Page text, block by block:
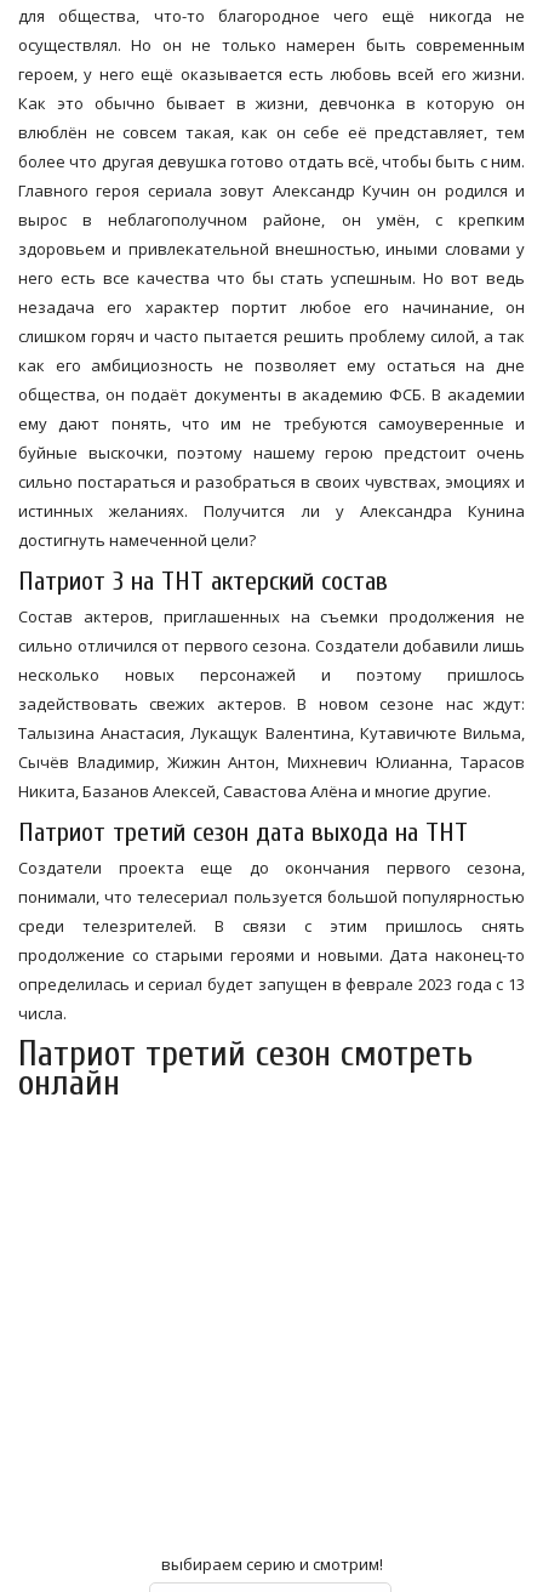
для общества, что-то благородное чего ещё никогда не
осуществлял. Но он не только намерен быть современным
героем, у него ещё оказывается есть любовь всей его жизни.
Как это обычно бывает в жизни, девчонка в которую он
влюблён не совсем такая, как он себе её представляет, тем
более что другая девушка готово отдать всё, чтобы быть с ним.
Главного героя сериала зовут Александр Кучин он родился и
вырос в неблагополучном районе, он умён, с крепким
здоровьем и привлекательной внешностью, иными словами у
него есть все качества что бы стать успешным. Но вот ведь
незадача его характер портит любое его начинание, он
слишком горяч и часто пытается решить проблему силой, а так
как его амбициозность не позволяет ему остаться на дне
общества, он подаёт документы в академию ФСБ. В академии
ему дают понять, что им не требуются самоуверенные и
буйные выскочки, поэтому нашему герою предстоит очень
сильно постараться и разобраться в своих чувствах, эмоциях и
истинных желаниях. Получится ли у Александра Кунина
достигнуть намеченной цели?
Патриот 3 на ТНТ актерский состав
Состав актеров, приглашенных на съемки продолжения не
сильно отличился от первого сезона. Создатели добавили лишь
несколько новых персонажей и поэтому пришлось
задействовать свежих актеров. В новом сезоне нас ждут:
Талызина Анастасия, Лукащук Валентина, Кутавичюте Вильма,
Сычёв Владимир, Жижин Антон, Михневич Юлианна, Тарасов
Никита, Базанов Алексей, Савастова Алёна и многие другие.
Патриот третий сезон дата выхода на ТНТ
Создатели проекта еще до окончания первого сезона,
понимали, что телесериал пользуется большой популярностью
среди телезрителей. В связи с этим пришлось снять
продолжение со старыми героями и новыми. Дата наконец-то
определилась и сериал будет запущен в феврале 2023 года с 13
числа.
Патриот третий сезон смотреть
онлайн
выбираем серию и смотрим!